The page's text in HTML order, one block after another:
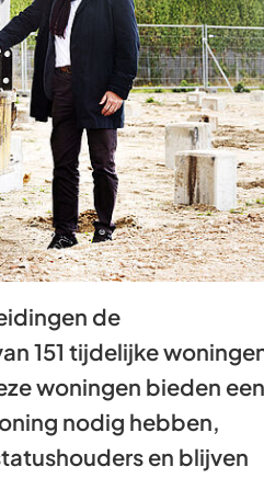
de
151 tijdelijke
woningen bieden een
nodig hebben,
en blijven